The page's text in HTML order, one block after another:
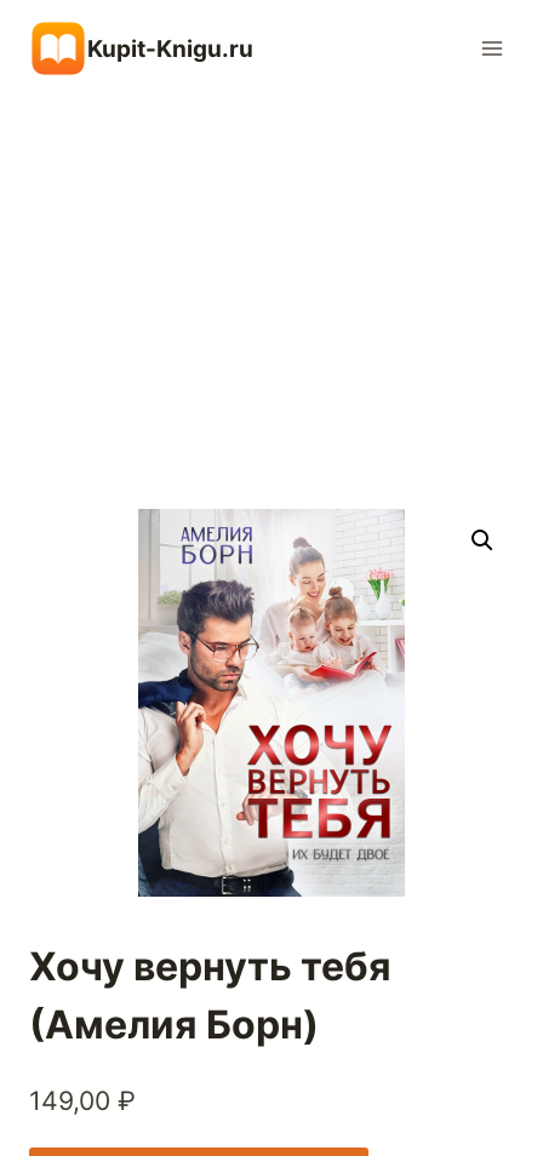
содержимому
Kupit-Knigu.ru
Хочу вернуть тебя
(Амелия Борн)
149,00 ₽